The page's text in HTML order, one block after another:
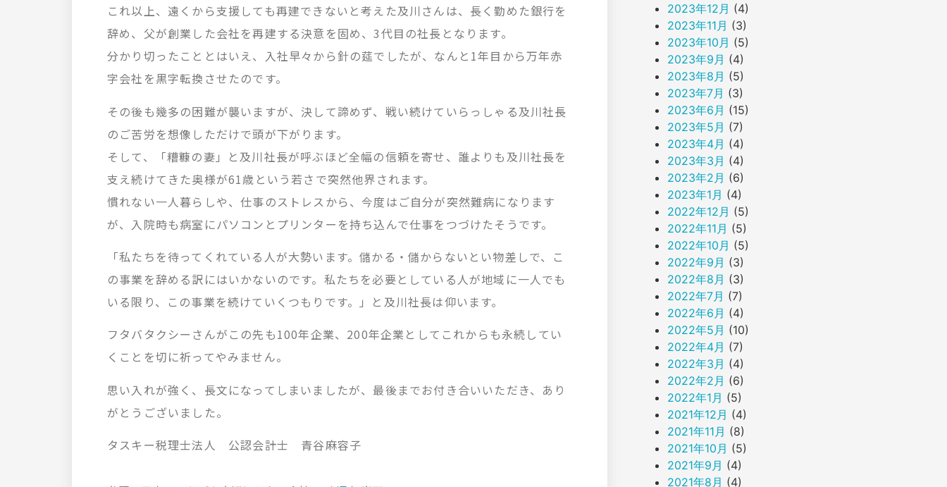
これ以上、遠くから支援しても再建できないと考えた及川さんは、長く勤めた銀行を
辞め、父が創業した会社を再建する決意を固め、3代目の社長となります。
分かり切ったこととはいえ、入社早々から針の莚でしたが、なんと1年目から万年赤
字会社を黒字転換させたのです。
その後も幾多の困難が襲いますが、決して諦めず、戦い続けていらっしゃる及川社長
のご苦労を想像しただけで頭が下がります。
そして、「糟糠の妻」と及川社長が呼ぶほど全幅の信頼を寄せ、誰よりも及川社長を
支え続けてきた奥様が61歳という若さで突然他界されます。
慣れない一人暮らしや、仕事のストレスから、今度はご自分が突然難病になります
が、入院時も病室にパソコンとプリンターを持ち込んで仕事をつづけたそうです。
「私たちを待ってくれている人が大勢います。儲かる・儲からないとい物差しで、こ
の事業を辞める訳にはいかないのです。私たちを必要としている人が地域に一人でも
いる限り、この事業を続けていくつもりです。」と及川社長は仰います。
フタバタクシーさんがこの先も100年企業、200年企業としてこれからも永続してい
くことを切に祈ってやみません。
思い入れが強く、長文になってしまいましたが、最後までお付き合いいただき、あり
がとうございました。
タスキー税理士法人 公認会計士 青谷麻容子
2023年12月 (4)
2023年11月 (3)
2023年10月 (5)
2023年9月 (4)
2023年8月 (5)
2023年7月 (3)
2023年6月 (15)
2023年5月 (7)
2023年4月 (4)
2023年3月 (4)
2023年2月 (6)
2023年1月 (4)
2022年12月 (5)
2022年11月 (5)
2022年10月 (5)
2022年9月 (3)
2022年8月 (3)
2022年7月 (7)
2022年6月 (4)
2022年5月 (10)
2022年4月 (7)
2022年3月 (4)
2022年2月 (6)
2022年1月 (5)
2021年12月 (4)
2021年11月 (8)
2021年10月 (5)
2021年9月 (4)
2021年8月 (4)